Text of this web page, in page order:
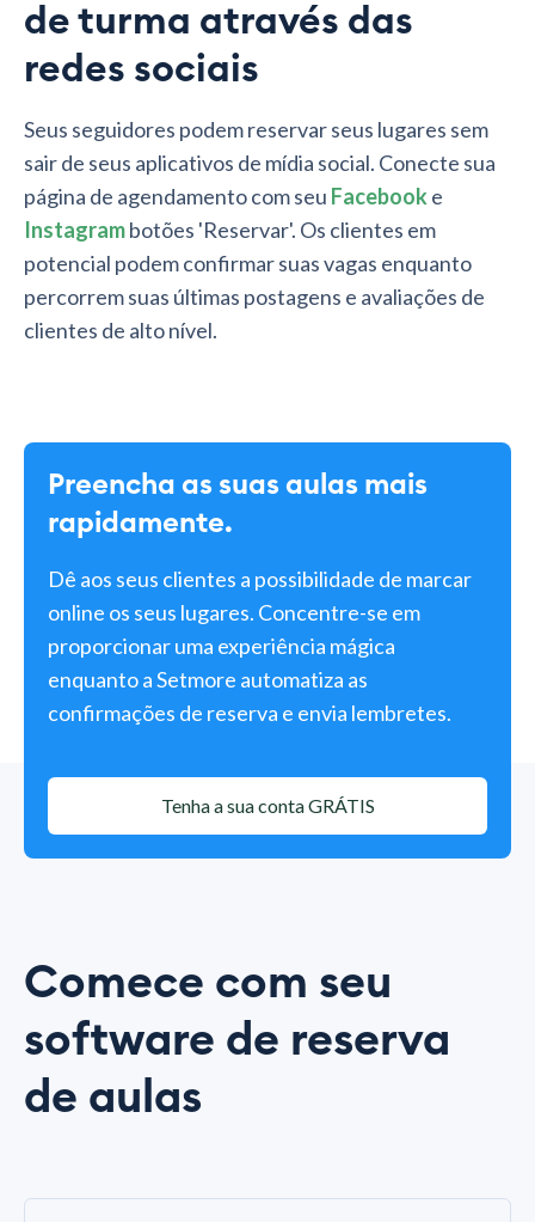
de turma através das
redes sociais
Seus seguidores podem reservar seus lugares sem
sair de seus aplicativos de mídia social. Conecte sua
página de agendamento com seu Facebooke
Instagrambotões 'Reservar'. Os clientes em
potencial podem confirmar suas vagas enquanto
percorrem suas últimas postagens e avaliações de
clientes de alto nível.
Preencha as suas aulas mais
rapidamente.
Dê aos seus clientes a possibilidade de marcar
online os seus lugares. Concentre-se em
proporcionar uma experiência mágica
enquanto a Setmore automatiza as
confirmações de reserva e envia lembretes.
Tenha a sua conta GRÁTIS
Comece com seu
software de reserva
de aulas